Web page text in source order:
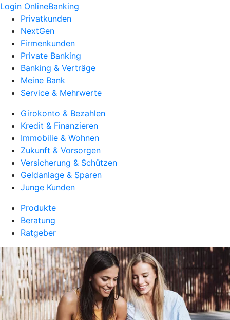
Login OnlineBanking
Privatkunden
NextGen
Firmenkunden
Private Banking
Banking & Verträge
Meine Bank
Service & Mehrwerte
Girokonto & Bezahlen
Kredit & Finanzieren
Immobilie & Wohnen
Zukunft & Vorsorgen
Versicherung & Schützen
Geldanlage & Sparen
Junge Kunden
Produkte
Beratung
Ratgeber